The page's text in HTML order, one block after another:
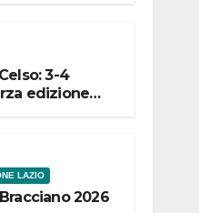
3-4
edizione
LAZIO
2026